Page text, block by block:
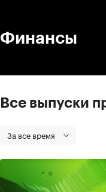
Финансы
Все выпуски
За все время